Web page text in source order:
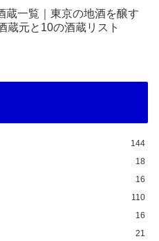
蔵一覧｜東京の地酒を醸す
蔵元と10の酒蔵リスト
144
18
16
110
16
21